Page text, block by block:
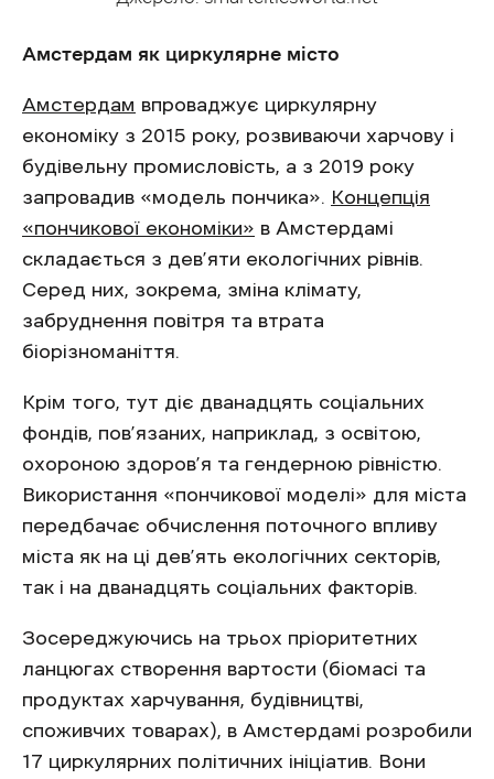
Амстердам як циркулярне місто
Амстердам впроваджує циркулярну
економіку з 2015 року, розвиваючи харчову і
будівельну промисловість, а з 2019 року
запровадив «модель пончика». Концепція
«пончикової економіки» в Амстердамі
складається з дев’яти екологічних рівнів.
Серед них, зокрема, зміна клімату,
забруднення повітря та втрата
біорізноманіття.
Крім того, тут діє дванадцять соціальних
фондів, пов’язаних, наприклад, з освітою,
охороною здоров’я та гендерною рівністю.
Використання «пончикової моделі» для міста
передбачає обчислення поточного впливу
міста як на ці дев’ять екологічних секторів,
так і на дванадцять соціальних факторів.
Зосереджуючись на трьох пріоритетних
ланцюгах створення вартости (біомасі та
продуктах харчування, будівництві,
споживчих товарах), в Амстердамі розробили
17 циркулярних політичних ініціатив. Вони